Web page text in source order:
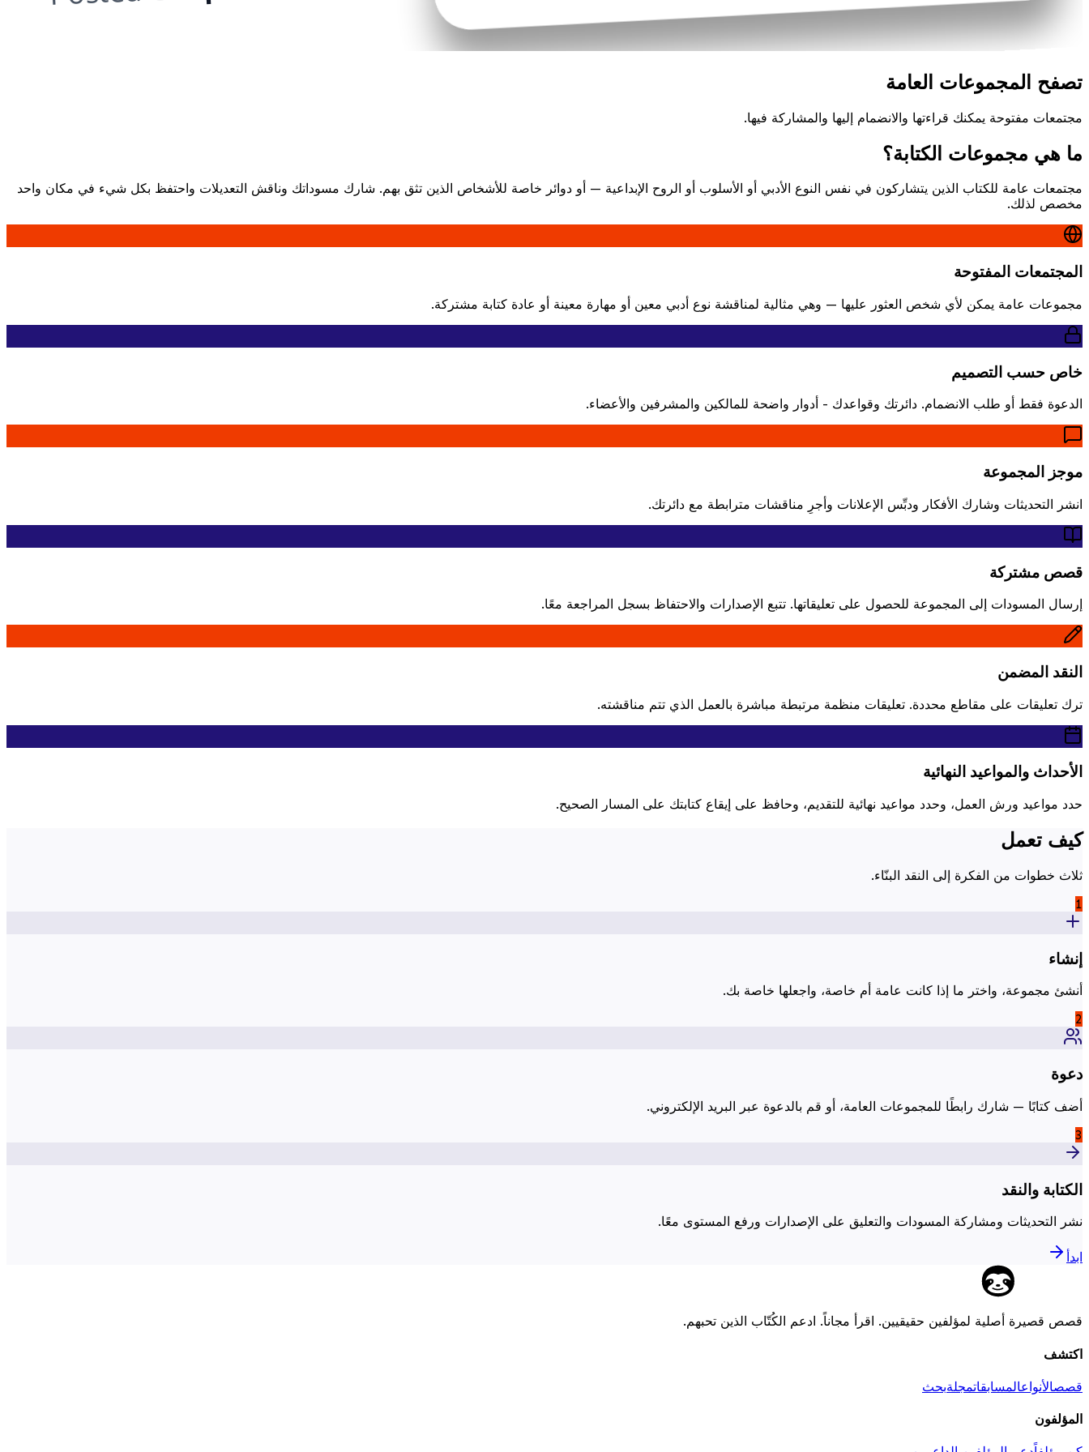
تصفح المجموعات العامة
مجتمعات مفتوحة يمكنك قراءتها والانضمام إليها والمشاركة فيها.
ما هي مجموعات الكتابة؟
مجتمعات عامة للكتاب الذين يتشاركون في نفس النوع الأدبي أو الأسلوب أو الروح الإبداعية — أو دوائر خاصة للأشخاص الذين تثق بهم. شارك مسوداتك وناقش التعديلات واحتفظ بكل شيء في مكان واحد
مخصص لذلك.
المجتمعات المفتوحة
مجموعات عامة يمكن لأي شخص العثور عليها — وهي مثالية لمناقشة نوع أدبي معين أو مهارة معينة أو عادة كتابة مشتركة.
خاص حسب التصميم
الدعوة فقط أو طلب الانضمام. دائرتك وقواعدك - أدوار واضحة للمالكين والمشرفين والأعضاء.
موجز المجموعة
انشر التحديثات وشارك الأفكار ودبِّس الإعلانات وأجرِ مناقشات مترابطة مع دائرتك.
قصص مشتركة
إرسال المسودات إلى المجموعة للحصول على تعليقاتها. تتبع الإصدارات والاحتفاظ بسجل المراجعة معًا.
النقد المضمن
ترك تعليقات على مقاطع محددة. تعليقات منظمة مرتبطة مباشرة بالعمل الذي تتم مناقشته.
الأحداث والمواعيد النهائية
حدد مواعيد ورش العمل، وحدد مواعيد نهائية للتقديم، وحافظ على إيقاع كتابتك على المسار الصحيح.
كيف تعمل
ثلاث خطوات من الفكرة إلى النقد البنّاء.
1
إنشاء
أنشئ مجموعة، واختر ما إذا كانت عامة أم خاصة، واجعلها خاصة بك.
2
دعوة
أضف كتابًا — شارك رابطًا للمجموعات العامة، أو قم بالدعوة عبر البريد الإلكتروني.
3
الكتابة والنقد
نشر التحديثات ومشاركة المسودات والتعليق على الإصدارات ورفع المستوى معًا.
ابدأ
قصص قصيرة أصلية لمؤلفين حقيقيين. اقرأ مجاناً. ادعم الكُتّاب الذين تحبهم.
اكتشف
قصصالأنواعالمسابقاتمجلةبحث
المؤلفون